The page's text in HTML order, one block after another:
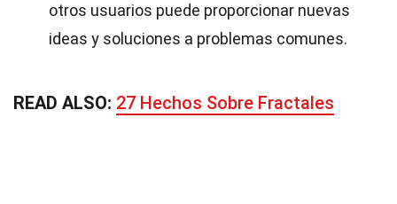
otros usuarios puede proporcionar nuevas
ideas y soluciones a problemas comunes.
READ ALSO: 27 Hechos Sobre Fractales